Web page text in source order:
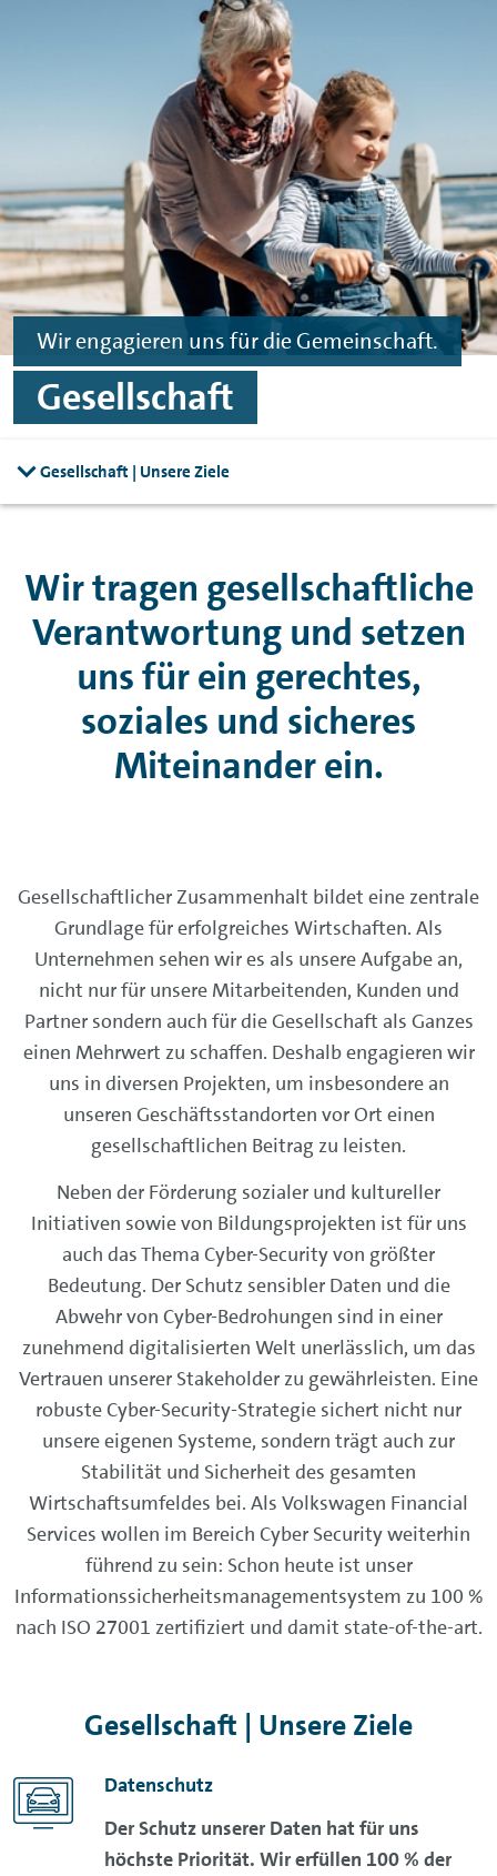
Skip to main content
Wir engagieren uns für die Gemeinschaft.
Gesellschaft
Gesellschaft | Unsere Ziele
Wir tragen gesellschaftliche
Verantwortung und setzen
uns für ein gerechtes,
soziales und sicheres
Miteinander ein.
Gesellschaftlicher Zusammenhalt bildet eine zentrale
Grundlage für erfolgreiches Wirtschaften. Als
Unternehmen sehen wir es als unsere Aufgabe an,
nicht nur für unsere Mitarbeitenden, Kunden und
Partner sondern auch für die Gesellschaft als Ganzes
einen Mehrwert zu schaffen. Deshalb engagieren wir
uns in diversen Projekten, um insbesondere an
unseren Geschäftsstandorten vor Ort einen
gesellschaftlichen Beitrag zu leisten.
Neben der Förderung sozialer und kultureller
Initiativen sowie von Bildungsprojekten ist für uns
auch das Thema Cyber-Security von größter
Bedeutung. Der Schutz sensibler Daten und die
Abwehr von Cyber-Bedrohungen sind in einer
zunehmend digitalisierten Welt unerlässlich, um das
Vertrauen unserer Stakeholder zu gewährleisten. Eine
robuste Cyber-Security-Strategie sichert nicht nur
unsere eigenen Systeme, sondern trägt auch zur
Stabilität und Sicherheit des gesamten
Wirtschaftsumfeldes bei. Als Volkswagen Financial
Services wollen im Bereich Cyber Security weiterhin
führend zu sein: Schon heute ist unser
Informationssicherheitsmanagementsystem zu 100 %
nach ISO 27001 zertifiziert und damit state-of-the-art.
Gesellschaft | Unsere Ziele
Datenschutz
Der Schutz unserer Daten hat für uns
höchste Priorität. Wir erfüllen 100 % der